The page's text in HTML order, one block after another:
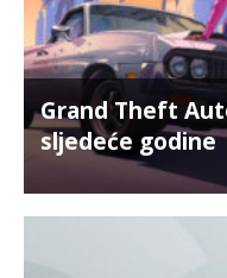
Grand Theft
sljedeće godine